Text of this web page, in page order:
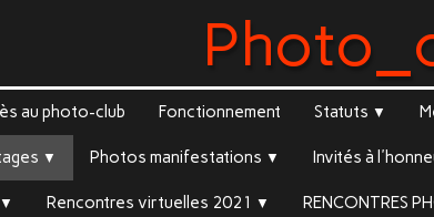
au photo-club Fonctionnement Statuts ▼
▼ Photos manifestations ▼ Invités à
▼ Rencontres virtuelles 2021 ▼ RENCONTRES